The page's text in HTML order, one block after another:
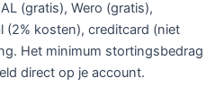
(gratis), Wero (gratis),
(2% kosten), creditcard (niet
Het minimum stortingsbedrag
direct op je account.